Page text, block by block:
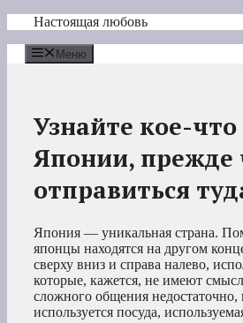
Перейти
содержимому
Настоящая любовь
Меню
Узнайте кое-что
Японии, прежде
отправиться
Япония — уникальная страна.
японцы находятся на другом
сверху вниз и справа налево,
которые, кажется, не имеют
сложного общения недостаточно,
используется посуда,